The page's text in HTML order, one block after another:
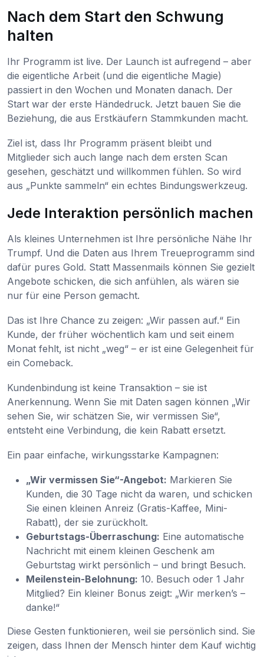
Nach dem Start den Schwung
halten
Ihr Programm ist live. Der Launch ist aufregend – aber
die eigentliche Arbeit (und die eigentliche Magie)
passiert in den Wochen und Monaten danach. Der
Start war der erste Händedruck. Jetzt bauen Sie die
Beziehung, die aus Erstkäufern Stammkunden macht.
Ziel ist, dass Ihr Programm präsent bleibt und
Mitglieder sich auch lange nach dem ersten Scan
gesehen, geschätzt und willkommen fühlen. So wird
aus „Punkte sammeln“ ein echtes Bindungswerkzeug.
Jede Interaktion persönlich machen
Als kleines Unternehmen ist Ihre persönliche Nähe Ihr
Trumpf. Und die Daten aus Ihrem Treueprogramm sind
dafür pures Gold. Statt Massenmails können Sie gezielt
Angebote schicken, die sich anfühlen, als wären sie
nur für eine Person gemacht.
Das ist Ihre Chance zu zeigen: „Wir passen auf.“ Ein
Kunde, der früher wöchentlich kam und seit einem
Monat fehlt, ist nicht „weg“ – er ist eine Gelegenheit für
ein Comeback.
Kundenbindung ist keine Transaktion – sie ist
Anerkennung. Wenn Sie mit Daten sagen können „Wir
sehen Sie, wir schätzen Sie, wir vermissen Sie“,
entsteht eine Verbindung, die kein Rabatt ersetzt.
Ein paar einfache, wirkungsstarke Kampagnen:
„Wir vermissen Sie“-Angebot: Markieren Sie
Kunden, die 30 Tage nicht da waren, und schicken
Sie einen kleinen Anreiz (Gratis-Kaffee, Mini-
Rabatt), der sie zurückholt.
Geburtstags-Überraschung: Eine automatische
Nachricht mit einem kleinen Geschenk am
Geburtstag wirkt persönlich – und bringt Besuch.
Meilenstein-Belohnung: 10. Besuch oder 1 Jahr
Mitglied? Ein kleiner Bonus zeigt: „Wir merken’s –
danke!“
Diese Gesten funktionieren, weil sie persönlich sind. Sie
zeigen, dass Ihnen der Mensch hinter dem Kauf wichtig